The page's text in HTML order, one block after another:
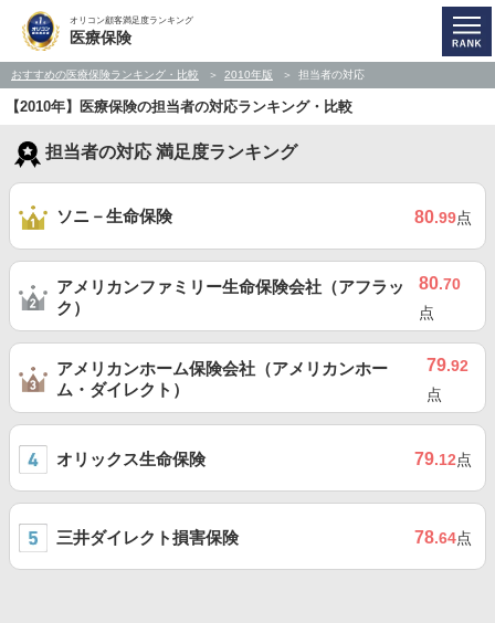
オリコン顧客満足度ランキング
医療保険
おすすめの医療保険ランキング・比較 2010年版 担当者の対応
【2010年】医療保険の担当者の対応ランキング・比較
担当者の対応 満足度ランキング
ソニ－生命保険 80.99点
アメリカンファミリー生命保険会社（アフラッ
ク）
80.70
点
アメリカンホーム保険会社（アメリカンホー
ム・ダイレクト）
79.92
点
オリックス生命保険 79.12点
三井ダイレクト損害保険 78.64点